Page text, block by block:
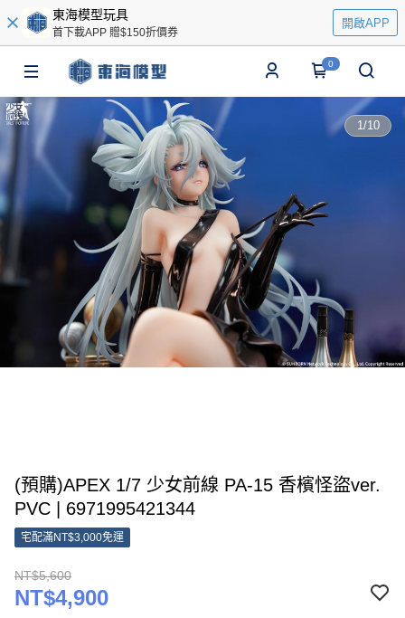
東海模型玩具
首下載APP 贈$150折價券
開啟APP
0
1/10
(預購)APEX 1/7 少女前線 PA-15 香檳怪盜ver.
PVC | 6971995421344
宅配滿NT$3,000免運
NT$5,600
NT$4,900